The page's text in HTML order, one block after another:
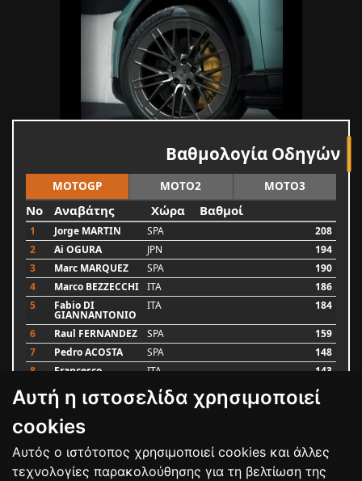
Αυτή η ιστοσελίδα χρησιμοποιεί
cookies
Αυτός ο ιστότοπος χρησιμοποιεί cookies και άλλες
τεχνολογίες παρακολούθησης για τη βελτίωση της
Βαθμολογία Οδηγών
MOTOGP MOTO2 MOTO3
No Αναβάτης Χώρα Βαθμοί
1 Jorge MARTIN SPA
208
2
Ai OGURA JPN
194
3
Marc MARQUEZ SPA
190
4
Marco BEZZECCHI ITA
186
5
Fabio DI
GIANNANTONIO
ITA 184
6 Raul FERNANDEZ SPA
159
7
Pedro ACOSTA SPA
148
8
Francesco ITA 143
9 Alex MARQUEZ SPA
Luca MARINI
Bαθμολογία